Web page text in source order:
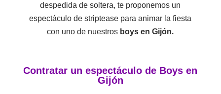
despedida de soltera, te proponemos un
espectáculo de striptease para animar la fiesta
con uno de nuestros boys en Gijón.
Contratar un espectáculo de Boys en
Gijón